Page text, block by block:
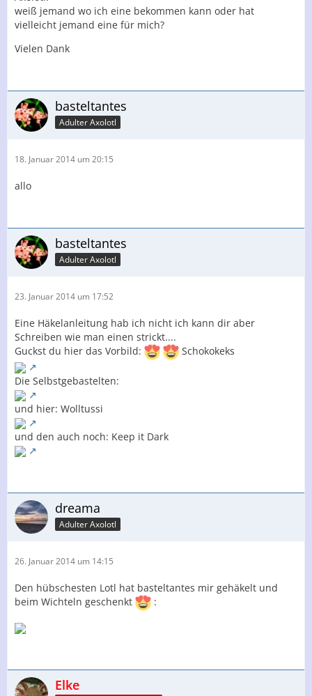
weiß jemand wo ich eine bekommen kann oder hat
vielleicht jemand eine für mich?
Vielen Dank
basteltantes
Adulter Axolotl
18. Januar 2014 um 20:15
allo
basteltantes
Adulter Axolotl
23. Januar 2014 um 17:52
Eine Häkelanleitung hab ich nicht ich kann dir aber
Schreiben wie man einen strickt....
Guckst du hier das Vorbild:
Schokokeks
Die Selbstgebastelten:
und hier: Wolltussi
und den auch noch: Keep it Dark
dreama
Adulter Axolotl
26. Januar 2014 um 14:15
Den hübschesten Lotl hat basteltantes mir gehäkelt und
beim Wichteln geschenkt
:
Elke